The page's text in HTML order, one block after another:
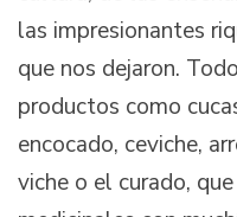
las impresionantes
que nos dejaron.
productos como
encocado, ceviche,
viche o el curado,